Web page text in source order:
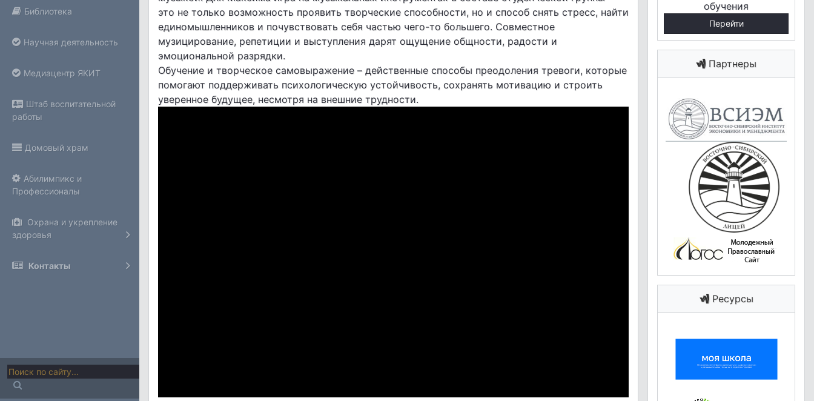
Библиотека
Научная деятельность
Медиацентр ЯКИТ
Штаб воспитательной
работы
Домовый храм
Абилимпикс и
Профессионалы
Охрана и укрепление
здоровья
Контакты
это не только возможность проявить творческие способности, но и способ снять стресс, найти
единомышленников и почувствовать себя частью чего-то большего. Совместное
музицирование, репетиции и выступления дарят ощущение общности, радости и
эмоциональной разрядки.
Обучение и творческое самовыражение – действенные способы преодоления тревоги, которые
помогают поддерживать психологическую устойчивость, сохранять мотивацию и строить
уверенное будущее, несмотря на внешние трудности.
обучения
Перейти
Партнеры
Ресурсы